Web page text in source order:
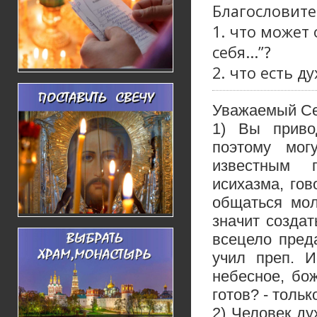
1. что может
себя...”?
2. что есть
Уважаемый
1) Вы
поэтому
известным
исихазма,
общаться
значит
всецело
учил преп.
небесное,
готов? -
2) Человек